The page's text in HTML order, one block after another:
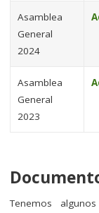
Asamblea
General
2024
Asamblea
General
2023
Tenemos